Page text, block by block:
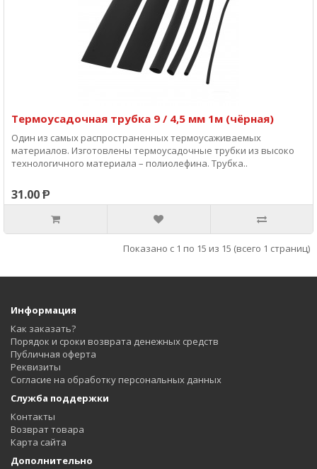
Термоусадочная трубка 9 / 4,5 мм 1м (чёрная)
Один из самых распространенных термоусаживаемых
материалов. Изготовлены термоусадочные трубки из высоко
технологичного материала – полиолефина. Трубка..
31.00 Ᵽ
Показано с 1 по 15 из 15 (всего 1 страниц)
Информация
Как заказать?
Порядок и сроки возврата денежных средств
Публичная оферта
Реквизиты
Согласие на обработку персональных данных
Служба поддержки
Контакты
Возврат товара
Карта сайта
Дополнительно